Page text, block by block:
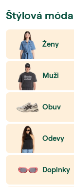
Štýlová móda
Ženy
Muži
Obuv
Odevy
Doplnky